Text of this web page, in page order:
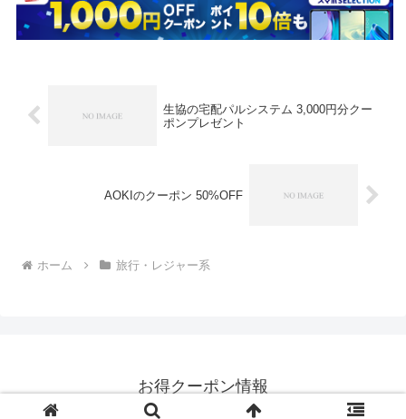
生協の宅配パルシステム 3,000円分クー
ポンプレゼント
AOKIのクーポン 50%OFF
ホーム 旅行・レジャー系
お得クーポン情報
© 2016-2026 お得クーポン情報.